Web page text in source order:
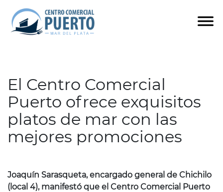
El Centro Comercial
Puerto ofrece exquisitos
platos de mar con las
mejores promociones
Joaquín Sarasqueta, encargado general de Chichilo
(local 4), manifestó que el Centro Comercial Puerto